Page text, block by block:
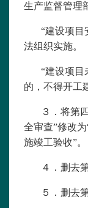
生产监督管理
“建设项目
法组织实施。
“建设项目
的，不得开工
３．将第
全审查”修改
施竣工验收”。
４．删去
５．删去